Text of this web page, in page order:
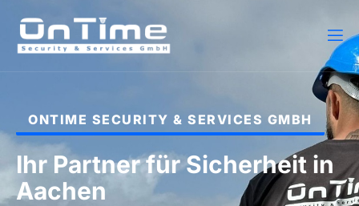
ONTIME SECURITY & SERVICES GMBH
Ihr Partner für Sicherheit in
Aachen